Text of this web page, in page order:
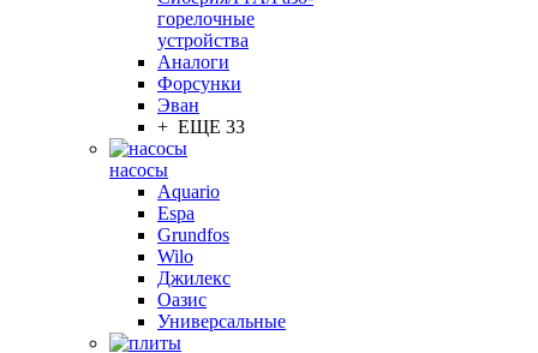
горелочные
устройства
Aналоги
Форсунки
Эван
+ ЕЩЕ 33
насосы
Aquario
Espa
Grundfos
Wilo
Джилекс
Оазис
Универсальные